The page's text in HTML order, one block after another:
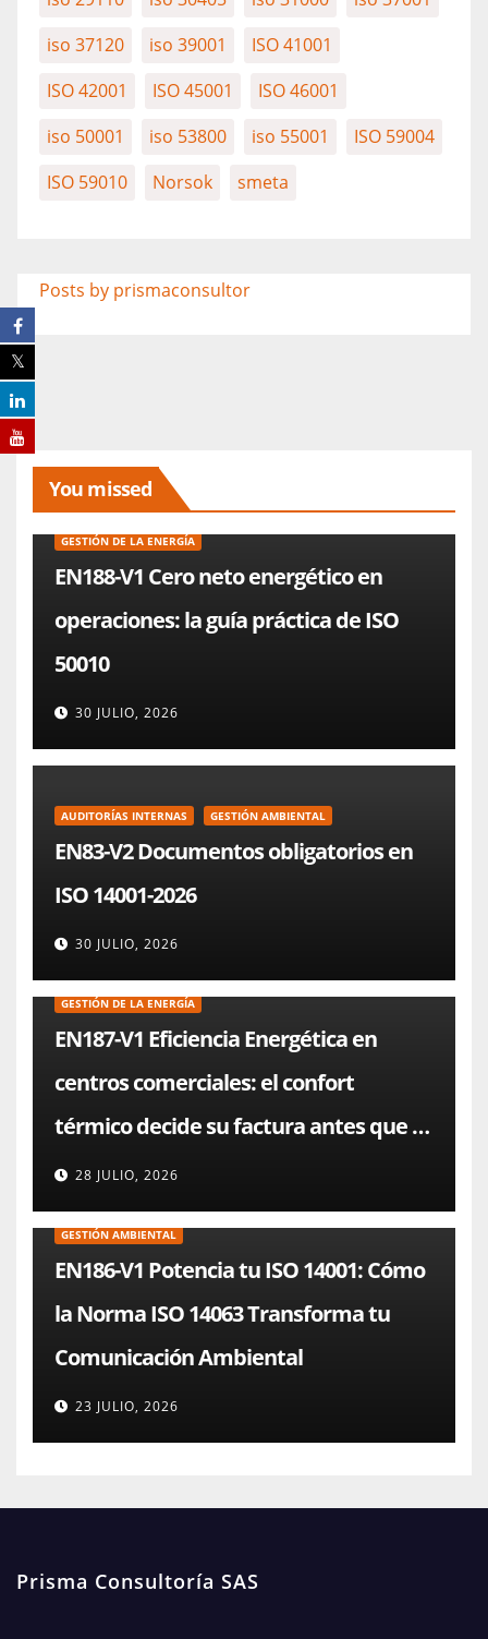
iso 37120
iso 39001
ISO 41001
ISO 42001
ISO 45001
ISO 46001
iso 50001
iso 53800 iso 55001
ISO 59004
ISO 59010
Norsok smeta
Posts by prismaconsultor
You missed
GESTIÓN DE LA ENERGÍA
EN188-V1 Cero neto energético en
operaciones: la guía práctica de ISO
50010
30 JULIO, 2026
AUDITORÍAS INTERNAS GESTIÓN AMBIENTAL
EN83-V2 Documentos obligatorios en
ISO 14001-2026
30 JULIO, 2026
GESTIÓN DE LA ENERGÍA
EN187-V1 Eficiencia Energética en
centros comerciales: el confort
térmico decide su factura antes que el
chiller
28 JULIO, 2026
GESTIÓN AMBIENTAL
EN186-V1 Potencia tu ISO 14001: Cómo
la Norma ISO 14063 Transforma tu
Comunicación Ambiental
23 JULIO, 2026
Prisma Consultoría SAS